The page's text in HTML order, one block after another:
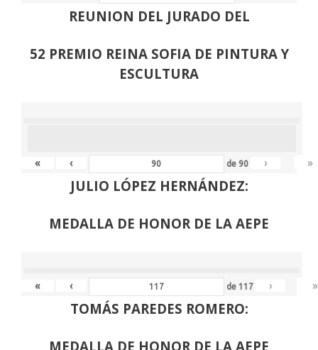
REUNION DEL JURADO DEL
52 PREMIO REINA SOFIA DE PINTURA Y
ESCULTURA
« ‹ de 90 › »
JULIO LÓPEZ HERNÁNDEZ:
MEDALLA DE HONOR DE LA AEPE
« ‹ de 117 › »
TOMÁS PAREDES ROMERO:
MEDALLA DE HONOR DE LA AEPE